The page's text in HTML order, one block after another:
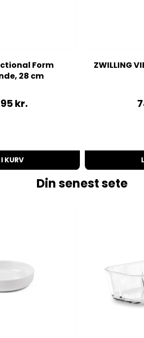
Form
28 cm
kr.
KURV
ZWILLING
Din senest sete